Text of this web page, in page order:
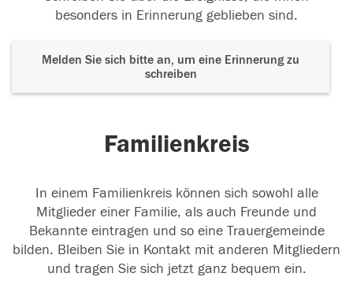
besonders in Erinnerung geblieben sind.
Melden Sie sich bitte an, um eine Erinnerung zu
schreiben
Familienkreis
In einem Familienkreis können sich sowohl alle
Mitglieder einer Familie, als auch Freunde und
Bekannte eintragen und so eine Trauergemeinde
bilden. Bleiben Sie in Kontakt mit anderen Mitgliedern
und tragen Sie sich jetzt ganz bequem ein.